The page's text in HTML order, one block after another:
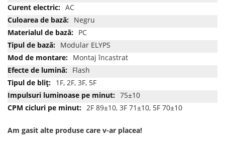
AC
Negru
PC
Modular ELYPS
Montaj încastrat
Flash
1F, 2F, 3F, 5F
75±10
2F 89±10, 3F 71±10, 5F 70±10
Am gasit alte produse care v-ar placea!